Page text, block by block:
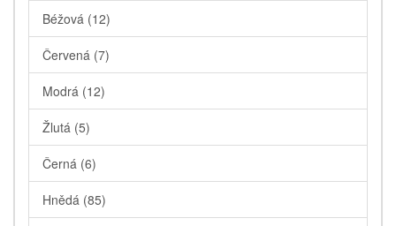
Béžová (12)
Červená (7)
Modrá (12)
Žlutá (5)
Černá (6)
Hnědá (85)